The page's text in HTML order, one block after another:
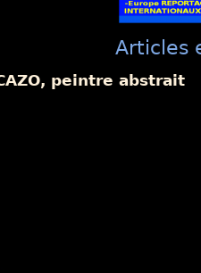
Articles
culture
peintre abstrait